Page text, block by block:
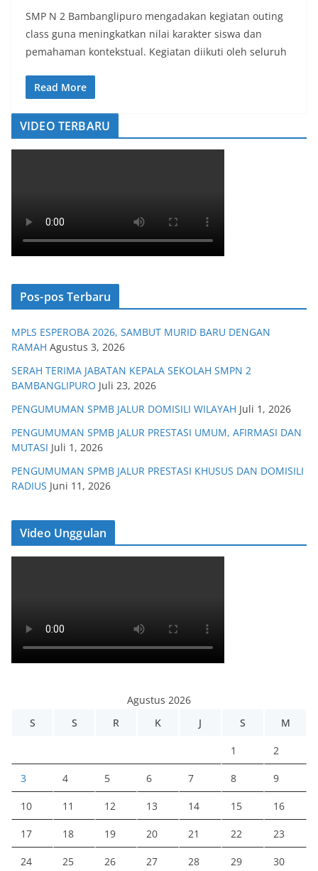
SMP N 2 Bambanglipuro mengadakan kegiatan outing
class guna meningkatkan nilai karakter siswa dan
pemahaman kontekstual. Kegiatan diikuti oleh seluruh
Read More
VIDEO TERBARU
Pos-pos Terbaru
MPLS ESPEROBA 2026, SAMBUT MURID BARU DENGAN
RAMAH Agustus 3, 2026
SERAH TERIMA JABATAN KEPALA SEKOLAH SMPN 2
BAMBANGLIPURO Juli 23, 2026
PENGUMUMAN SPMB JALUR DOMISILI WILAYAH Juli 1, 2026
PENGUMUMAN SPMB JALUR PRESTASI UMUM, AFIRMASI DAN
MUTASI Juli 1, 2026
PENGUMUMAN SPMB JALUR PRESTASI KHUSUS DAN DOMISILI
RADIUS Juni 11, 2026
Video Unggulan
Agustus 2026
S
S R K J S M
1 2
3 4 5 6 7 8 9
10 11 12 13 14 15 16
17 18 19 20 21 22 23
24 25 26 27 28 29 30